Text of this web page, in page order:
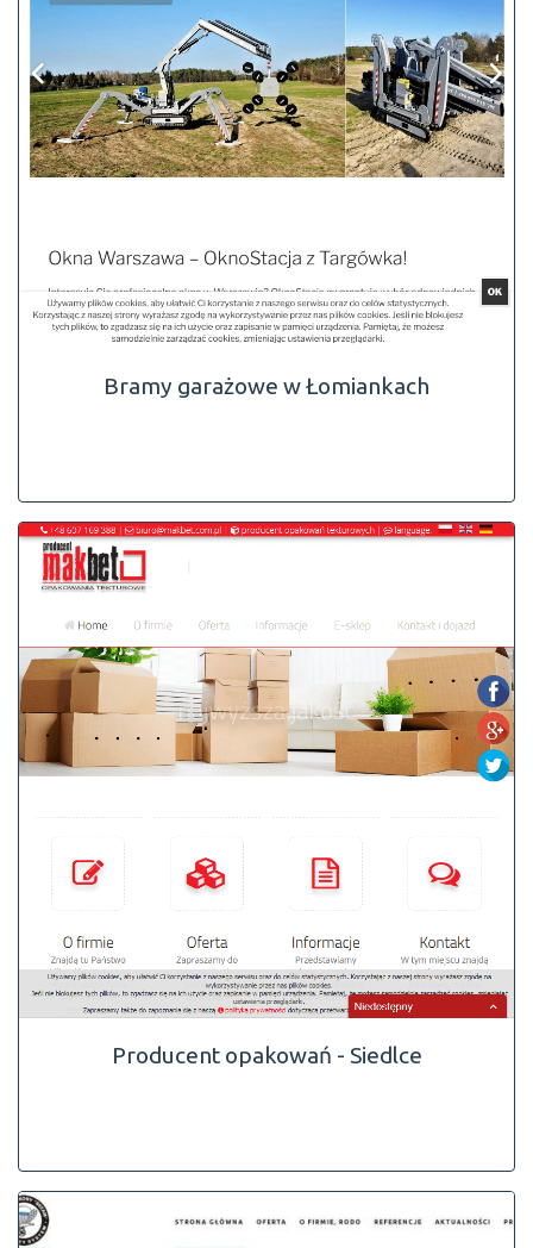
Bramy garażowe w Łomiankach
Producent opakowań - Siedlce